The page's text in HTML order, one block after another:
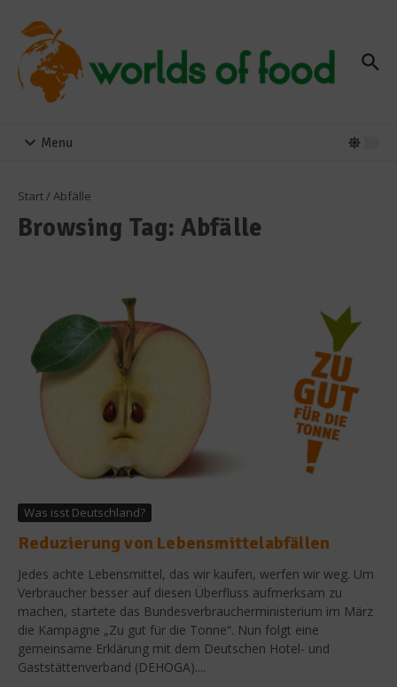
Menu
Start/ Abfälle
Browsing Tag: Abfälle
Was isst Deutschland?
Reduzierung von Lebensmittelabfällen
Jedes achte Lebensmittel, das wir kaufen, werfen wir weg. Um
Verbraucher besser auf diesen Überfluss aufmerksam zu
machen, startete das Bundesverbraucherministerium im März
die Kampagne „Zu gut für die Tonne“. Nun folgt eine
gemeinsame Erklärung mit dem Deutschen Hotel- und
Gaststättenverband (DEHOGA)....